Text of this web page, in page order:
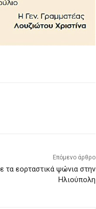
Επόμενο άρθρο
τα εορταστικά ψώνια στην
Ηλιούπολη